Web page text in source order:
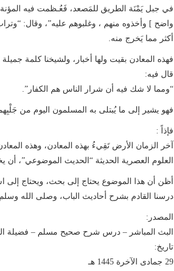
في جبل يَمْنَة الطريق للمَصعد، فَعُـظمت فيه
واضح ] وأخذوه منهم ، وغلبوهم عليه”، وقال:
أكثر مما يَخرج منه.
قال فيه:
“ومما لا شك فيه أن شرار الناس هم الكفار”.
فهو يشير إلى ما يُبتلى به المسلمون اليوم من جَلْبِهم
فإذاً :
آخر الزمان الأرض تَقِيءُ بهذه المعادن، وهذه
العلوم العصرية الحديثة “الحديث الموضوعي”،
أظن أن هذا الموضوع يحتاج إلى بحث، ويحتاج إلى
درسنا القادم بشرح أحاديث الباب، وصلى الله
المصدر:
البث المباشر – درس شرح صحيح مسلم – فضيلة
تاريخ:
29 جمادى الآخرة 1445 هـ